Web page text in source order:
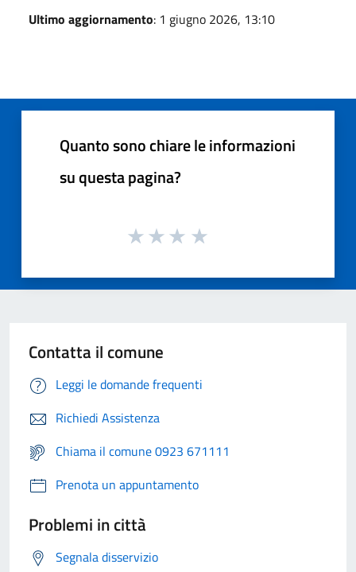
Ultimo aggiornamento: 1 giugno 2026, 13:10
Quanto sono chiare le informazioni
su questa pagina?
Contatta il comune
Leggi le domande frequenti
Richiedi Assistenza
Chiama il comune 0923 671111
Prenota un appuntamento
Problemi in città
Segnala disservizio